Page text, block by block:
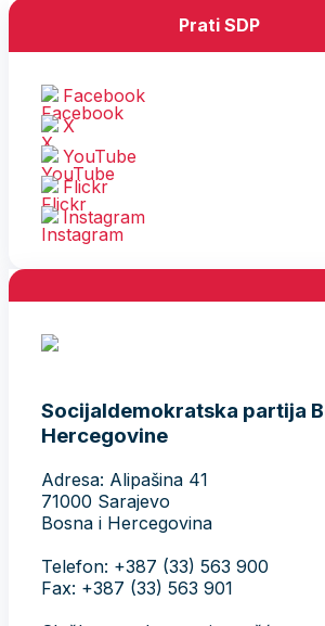
Prati SDP
Facebook
X
YouTube
Flickr
Instagram
Socijaldemokratska partija
Hercegovine
Adresa: Alipašina 41
71000 Sarajevo
Bosna i Hercegovina
Telefon: +387 (33) 563 900
Fax: +387 (33) 563 901